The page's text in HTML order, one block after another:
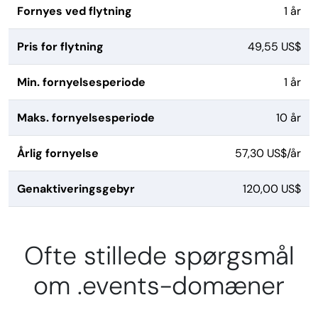
Fornyes ved flytning 1 år
Pris for flytning 49,55 US$
Min. fornyelsesperiode 1 år
Maks. fornyelsesperiode 10 år
Årlig fornyelse 57,30 US$/år
Genaktiveringsgebyr 120,00 US$
Ofte stillede spørgsmål
om .events-domæner